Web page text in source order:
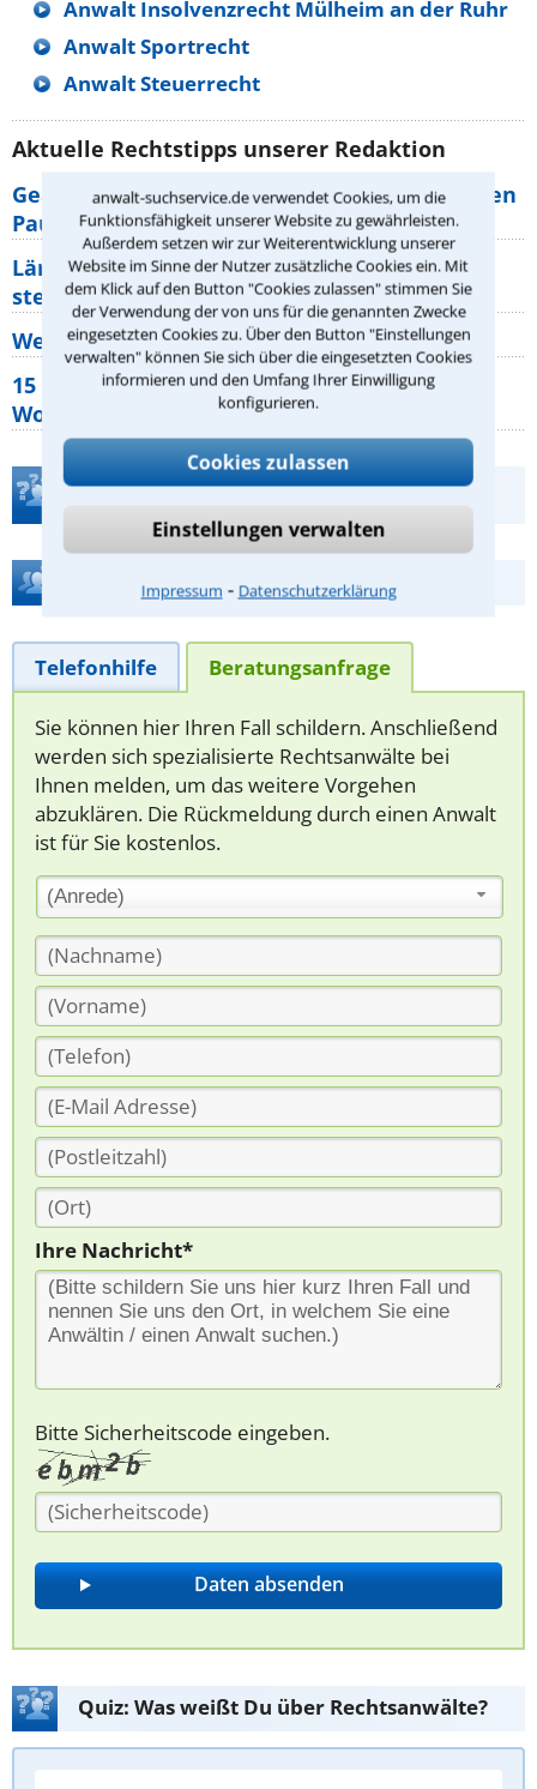
anwalt-suchservice.de verwendet Cookies, um die
Funktionsfähigkeit unserer Website zu gewährleisten.
Außerdem setzen wir zur Weiterentwicklung unserer
Website im Sinne der Nutzer zusätzliche Cookies ein. Mit
dem Klick auf den Button "Cookies zulassen" stimmen Sie
der Verwendung der von uns für die genannten Zwecke
eingesetzten Cookies zu. Über den Button "Einstellungen
verwalten" können Sie sich über die eingesetzten Cookies
informieren und den Umfang Ihrer Einwilligung
konfigurieren.
Cookies zulassen
Einstellungen verwalten
Impressum ⁃ Datenschutzerklärung
Anwalt Insolvenzrecht Mülheim an der Ruhr
Anwalt Sportrecht
Anwalt Steuerrecht
Aktuelle Rechtstipps unserer Redaktion
Geänderte Abflugzeiten: Welche Rechte haben
Pauschalurlauber?
Lärm von den Nachbarn: Welche Rechte
stehen mir zu?
Wer muss Zweitwohnungssteuer zahlen?
15 elementare Rechte, die jeder
Wohnungseigentümer kennen sollte
Teste Dein Rechtswissen
Hilfe bei Ihrer Anwaltsuche?
Telefonhilfe Beratungsanfrage
Sie können hier Ihren Fall schildern. Anschließend
werden sich spezialisierte Rechtsanwälte bei
Ihnen melden, um das weitere Vorgehen
abzuklären. Die Rückmeldung durch einen Anwalt
ist für Sie kostenlos.
(Anrede)
Ihre Nachricht*
Bitte Sicherheitscode eingeben.
Quiz: Was weißt Du über Rechtsanwälte?